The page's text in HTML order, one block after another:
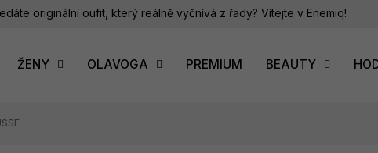
originální oufit, který reálně vyčnívá z řady? Vítejte v Enemiq!
ŽENY OLAVOGA PREMIUM BEAUTY